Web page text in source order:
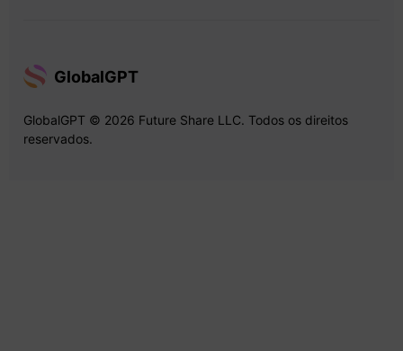
GlobalGPT
GlobalGPT © 2026 Future Share LLC. Todos os direitos
reservados.